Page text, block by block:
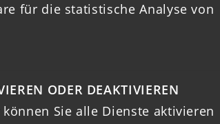
für die statistische Analyse von
ODER DEAKTIVIEREN
Sie alle Dienste aktivieren